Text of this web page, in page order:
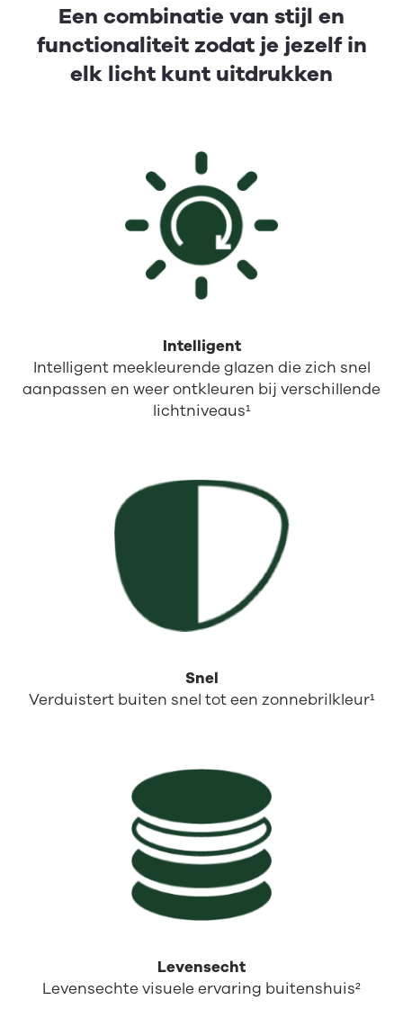
Een combinatie van stijl en
functionaliteit zodat je jezelf in
elk licht kunt uitdrukken
Intelligent
Intelligent meekleurende glazen die zich snel
aanpassen en weer ontkleuren bij verschillende
lichtniveaus¹
Snel
Verduistert buiten snel tot een zonnebrilkleur¹
Levensecht
Levensechte visuele ervaring buitenshuis²